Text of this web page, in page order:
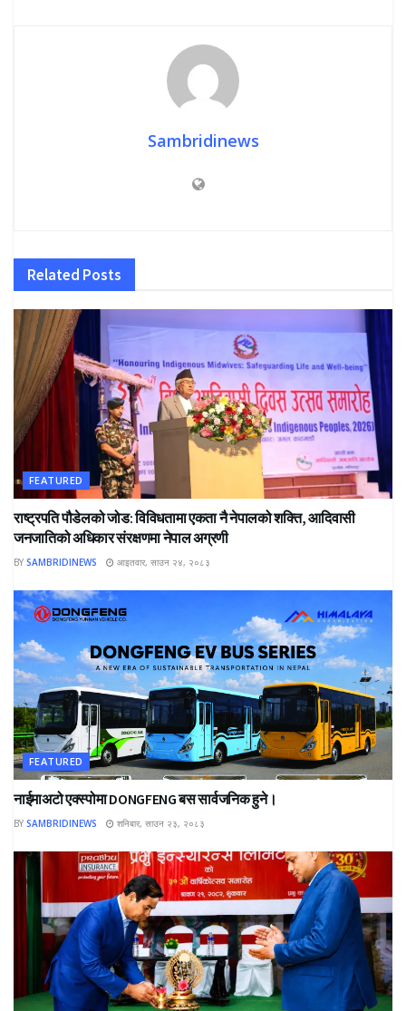
Sambridinews
Related Posts
FEATURED
राष्ट्रपति पौडेलको जोड: विविधतामा एकता नै नेपालको शक्ति, आदिवासी
जनजातिको अधिकार संरक्षणमा नेपाल अग्रणी
BY SAMBRIDINEWS आइतवार, साउन २४, २०८३
FEATURED
नाईमाअटो एक्स्पोमा DONGFENG बस सार्वजनिक हुने।
BY SAMBRIDINEWS शनिबार, साउन २३, २०८३